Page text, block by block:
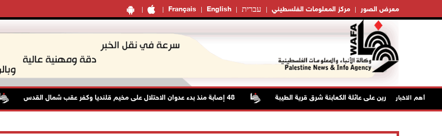
Français English עברית مركز المعلومات الفلسطيني معرض الصور
أهم الاخبار